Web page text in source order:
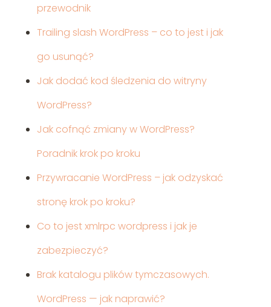
przewodnik
Trailing slash WordPress – co to jest i jak
go usunąć?
Jak dodać kod śledzenia do witryny
WordPress?
Jak cofnąć zmiany w WordPress?
Poradnik krok po kroku
Przywracanie WordPress – jak odzyskać
stronę krok po kroku?
Co to jest xmlrpc wordpress i jak je
zabezpieczyć?
Brak katalogu plików tymczasowych.
WordPress — jak naprawić?